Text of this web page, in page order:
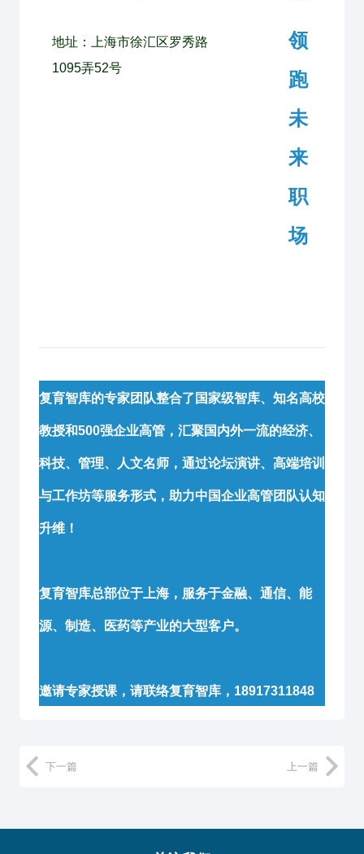
地址：上海市徐汇区罗秀路
1095弄52号
领
跑
未
来
职
场
复育智库的专家团队整合了国家级智库、知名高校
教授和500强企业高管，汇聚国内外一流的经济、
科技、管理、人文名师，通过论坛演讲、高端培训
与工作坊等服务形式，助力中国企业高管团队认知
升维！
复育智库总部位于上海，服务于金融、通信、能
源、制造、医药等产业的大型客户。
邀请专家授课，请联络复育智库，18917311848
下一篇 上一篇